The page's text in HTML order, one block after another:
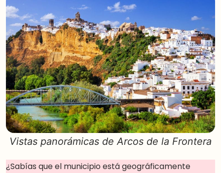
Vistas panorámicas de Arcos de la Frontera
¿Sabías que el municipio está geográficamente